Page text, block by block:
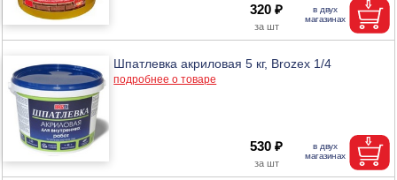
320 ₽
Шпатлевка акриловая 5 кг, Brozex 1/4
подробнее о товаре
530 ₽